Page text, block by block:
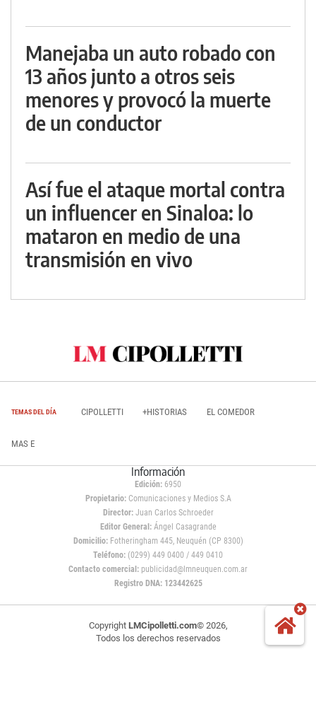
Manejaba un auto robado con
13 años junto a otros seis
menores y provocó la muerte
de un conductor
Así fue el ataque mortal contra
un influencer en Sinaloa: lo
mataron en medio de una
transmisión en vivo
TEMAS DEL DÍA CIPOLLETTI +HISTORIAS EL COMEDOR
MAS E
Información
Edición: 6950
Propietario:Comunicaciones y Medios S.A
Director: Juan Carlos Schroeder
Editor General:Ángel Casagrande
Domicilio:Fotheringham 445, Neuquén (CP 8300)
Teléfono: (0299) 449 0400 / 449 0410
Contacto comercial: publicidad@lmneuquen.com.ar
Registro DNA: 123442625
Copyright LMCipolletti.com© 2026,
Todos los derechos reservados